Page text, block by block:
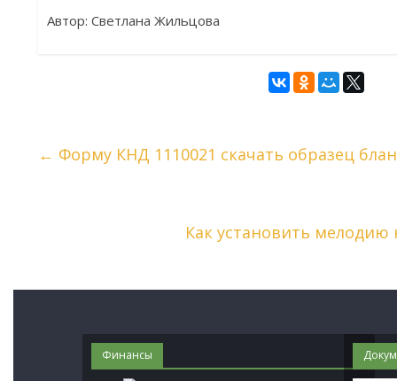
Автор: Светлана Жильцова
← Форму КНД 1110021 скачать образец
Как установить
Финансы